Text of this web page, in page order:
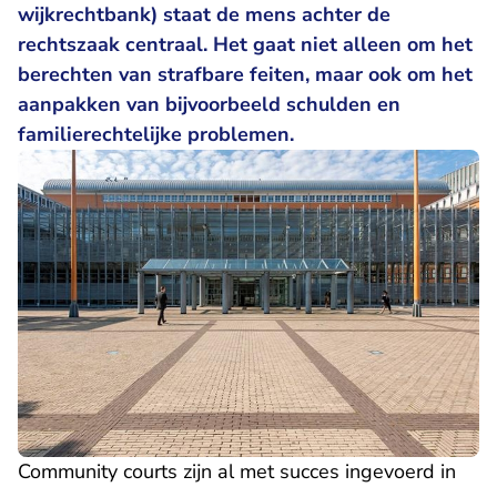
wijkrechtbank) staat de mens achter de
rechtszaak centraal. Het gaat niet alleen om het
berechten van strafbare feiten, maar ook om het
aanpakken van bijvoorbeeld schulden en
familierechtelijke problemen.
Community courts zijn al met succes ingevoerd in